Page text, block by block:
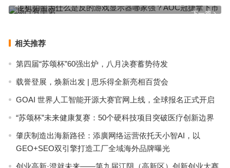
下一篇
第一
相关推荐
第四届“苏颂杯”60强出炉，八月决赛蓄势待发
载誉登展，焕新出发 | 思乐得全新亮相百货会
GOAI 世界人工智能开源大赛官网上线，全球报名正式开启
“苏颂杯”未来健康复赛：50个硬科技项目突破医疗创新边界
肇庆制造出海新路径：添廣网络运营依托天小智AI，以
GEO+SEO双引擎打造工厂全域海外品牌曝光
创业高新·澄就未来——第九届江阴（高新区）创新创业大赛